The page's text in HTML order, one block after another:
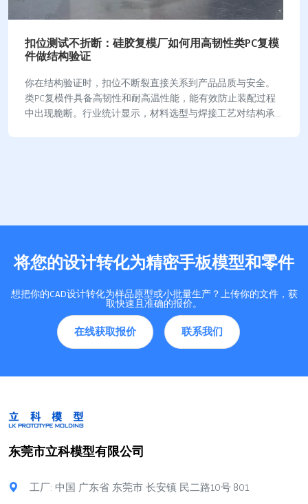
扣位测试不折断：硅胶复模厂如何用高韧性类PC复模
件做结构验证
你在结构验证时，扣位不断裂直接关系到产品品质与安全。
类PC复模件具备高韧性和耐高温性能，能有效防止装配过程
中出现脆断。行业统计显示，材料选型与焊接工艺对结构承
将您的设计转化为精密手板模型和零件
想把你的CAD设计转化为样品原型或小批量生产？上传你的文件，获
取快速且准确的报价。
在线获取报价 联系我们
东莞市立科模型有限公司
工厂: 中国 广东省 东莞市 长安镇 民二路10号 801